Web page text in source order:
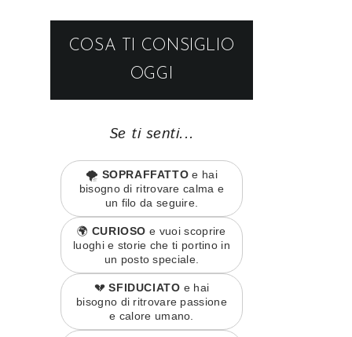
COSA TI CONSIGLIO
OGGI
Se ti senti...
🌪️ SOPRAFFATTO e hai
bisogno di ritrovare calma e
un filo da seguire.
🌍 CURIOSO e vuoi scoprire
luoghi e storie che ti portino in
un posto speciale.
💔SFIDUCIATO e hai
bisogno di ritrovare passione
e calore umano.